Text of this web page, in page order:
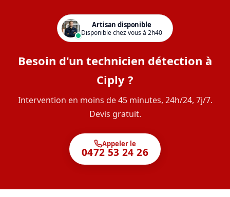
Artisan disponible
Disponible chez vous à 2h40
Besoin d'un technicien détection à
Ciply ?
Intervention en moins de 45 minutes, 24h/24, 7j/7.
Devis gratuit.
Appeler le
0472 53 24 26